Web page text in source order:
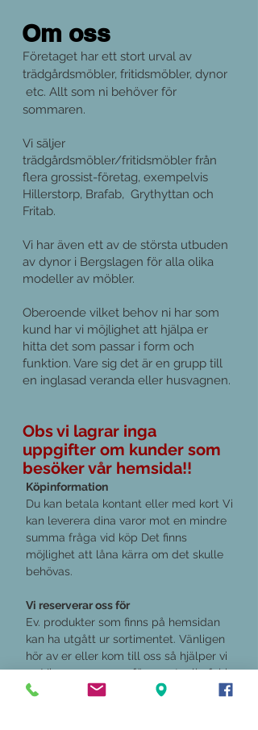
Om oss
Företaget har ett stort urval av
trädgårdsmöbler, fritidsmöbler, dynor
etc. Allt som ni behöver för
sommaren.
Vi säljer
trädgårdsmöbler/fritidsmöbler från
flera grossist-företag, exempelvis
Hillerstorp, Brafab, Grythyttan och
Fritab.
Vi har även ett av de största utbuden
av dynor i Bergslagen för alla olika
modeller av möbler.
Oberoende vilket behov ni har som
kund har vi möjlighet att hjälpa er
hitta det som passar i form och
funktion. Vare sig det är en grupp till
en inglasad veranda eller husvagnen.
Obs vi lagrar inga
uppgifter om kunder som
besöker vår hemsida!!
Köpinformation
Du kan betala kontant eller med kort Vi
kan leverera dina varor mot en mindre
summa fråga vid köp Det finns
möjlighet att låna kärra om det skulle
behövas.
Vi reserverar oss för
Ev. produkter som finns på hemsidan
kan ha utgått ur sortimentet. Vänligen
hör av er eller kom till oss så hjälper vi
er. Vi reserverar oss för eventuella fel i
skrift, pris och bilder på hemsidan.